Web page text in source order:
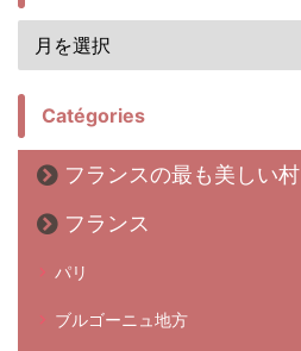
Catégories
フランスの最も美しい村
フランス
パリ
ブルゴーニュ地方